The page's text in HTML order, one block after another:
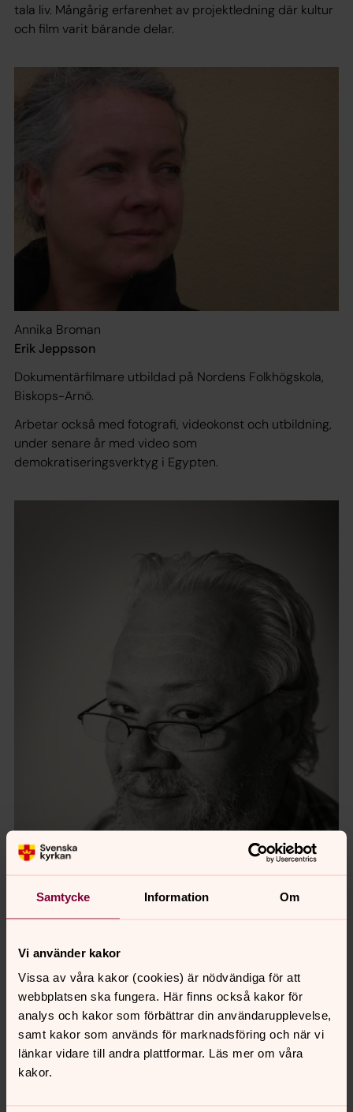
Samtycke Information Om
Vi använder kakor
Vissa av våra kakor (cookies) är nödvändiga för att
webbplatsen ska fungera. Här finns också kakor för
analys och kakor som förbättrar din användarupplevelse,
samt kakor som används för marknadsföring och när vi
länkar vidare till andra plattformar. Läs mer om våra
kakor.
tala liv. Mångårig erfarenhet av projektledning där kultur
och film varit bärande delar.
Annika Broman
Erik Jeppsson
Dokumentärfilmare utbildad på Nordens Folkhögskola,
Biskops-Arnö.
Arbetar också med fotografi, videokonst och utbildning,
under senare år med video som
demokratiseringsverktyg i Egypten.
Erik Jeppsson
Mikael Ringlander
Präst & projektledare för Kultursamverkan Svenska
kyrkan, ordförande i juryn. Tidigare pressfotograf.
En av projektledarna för Svenska kyrkans stora